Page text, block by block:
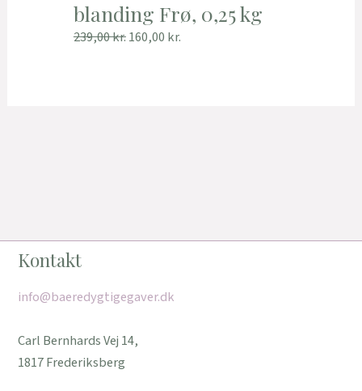
blanding Frø, 0,25 kg
239,00kr.160,00 kr.
Kontakt
info@baeredygtigegaver.dk
Carl Bernhards Vej 14,
1817 Frederiksberg